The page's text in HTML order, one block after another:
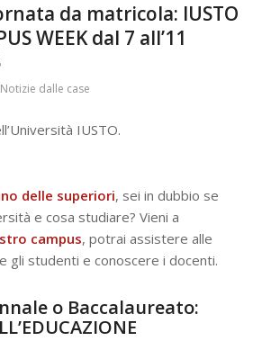
da matricola: IUSTO
WEEK dal 7 all’11
Notizie dalle case
IUSTO.
delle superiori, sei in dubbio se
e cosa studiare? Vieni a
campus, potrai assistere alle
gli studenti e conoscere i docenti.
o Baccalaureato: